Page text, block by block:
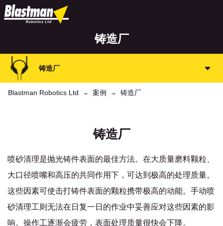
铸造厂
铸造厂
Blastman Robotics Ltd → 案例 → 铸造厂
铸造厂
喷砂清理是抛光铸件表面的最佳方法。在大质量磨料颗粒、
大口径喷嘴和高压的共同作用下，可达到极高的处理质量。
这些因素可使击打铸件表面的颗粒携带极高的动能。手动喷
砂清理工则无法在日复一日的作业中妥善应对这些因素的影
响。操作工逐渐会疲劳，表面处理质量很快会下降。